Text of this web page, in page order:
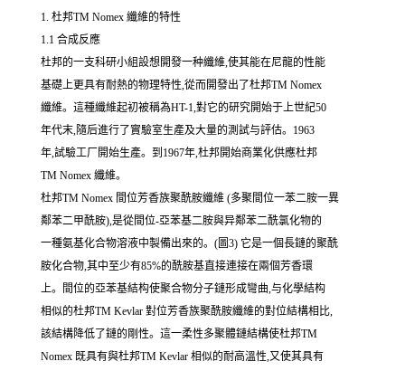
1. 杜邦TM Nomex 纖維的特性
1.1 合成反應
杜邦的一支科研小組設想開發一种纖維,使其能在尼龍的性能
基礎上更具有耐熱的物理特性,從而開發出了杜邦TM Nomex
纖維。這種纖維起初被稱為HT-1,對它的研究開始于上世紀50
年代末,隨后進行了實驗室生產及大量的測試与評估。1963
年,試驗工厂開始生產。到1967年,杜邦開始商業化供應杜邦
TM Nomex 纖維。
杜邦TM Nomex 間位芳香族聚酰胺纖維 (多聚間位一苯二胺一異
鄰苯二甲酰胺),是從間位-亞苯基二胺與异鄰苯二酰氯化物的
一種氨基化合物溶液中製備出來的。(圖3) 它是一個長鏈的聚酰
胺化合物,其中至少有85%的酰胺基直接連接在兩個芳香環
上。間位的亞苯基結构使聚合物分子鏈形成彎曲,与化學結构
相似的杜邦TM Kevlar 對位芳香族聚酰胺纖維的對位結構相比,
該結構降低了鏈的剛性。這一柔性多聚體鏈結構使杜邦TM
Nomex 既具有與杜邦TM Kevlar 相似的耐高溫性,又使其具有